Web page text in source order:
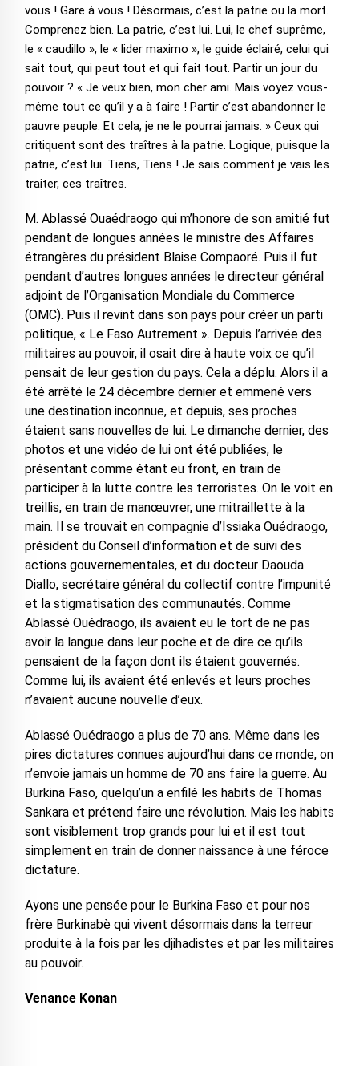
vous ! Gare à vous ! Désormais, c’est la patrie ou la mort.
Comprenez bien. La patrie, c’est lui. Lui, le chef suprême,
le « caudillo », le « lider maximo », le guide éclairé, celui qui
sait tout, qui peut tout et qui fait tout. Partir un jour du
pouvoir ? « Je veux bien, mon cher ami. Mais voyez vous-
même tout ce qu’il y a à faire ! Partir c’est abandonner le
pauvre peuple. Et cela, je ne le pourrai jamais. » Ceux qui
critiquent sont des traîtres à la patrie. Logique, puisque la
patrie, c’est lui. Tiens, Tiens ! Je sais comment je vais les
traiter, ces traîtres.
M. Ablassé Ouaédraogo qui m’honore de son amitié fut
pendant de longues années le ministre des Affaires
étrangères du président Blaise Compaoré. Puis il fut
pendant d’autres longues années le directeur général
adjoint de l’Organisation Mondiale du Commerce
(OMC). Puis il revint dans son pays pour créer un parti
politique, « Le Faso Autrement ». Depuis l’arrivée des
militaires au pouvoir, il osait dire à haute voix ce qu’il
pensait de leur gestion du pays. Cela a déplu. Alors il a
été arrêté le 24 décembre dernier et emmené vers
une destination inconnue, et depuis, ses proches
étaient sans nouvelles de lui. Le dimanche dernier, des
photos et une vidéo de lui ont été publiées, le
présentant comme étant eu front, en train de
participer à la lutte contre les terroristes. On le voit en
treillis, en train de manœuvrer, une mitraillette à la
main. Il se trouvait en compagnie d’Issiaka Ouédraogo,
président du Conseil d’information et de suivi des
actions gouvernementales, et du docteur Daouda
Diallo, secrétaire général du collectif contre l’impunité
et la stigmatisation des communautés. Comme
Ablassé Ouédraogo, ils avaient eu le tort de ne pas
avoir la langue dans leur poche et de dire ce qu’ils
pensaient de la façon dont ils étaient gouvernés.
Comme lui, ils avaient été enlevés et leurs proches
n’avaient aucune nouvelle d’eux.
Ablassé Ouédraogo a plus de 70 ans. Même dans les
pires dictatures connues aujourd’hui dans ce monde, on
n’envoie jamais un homme de 70 ans faire la guerre. Au
Burkina Faso, quelqu’un a enfilé les habits de Thomas
Sankara et prétend faire une révolution. Mais les habits
sont visiblement trop grands pour lui et il est tout
simplement en train de donner naissance à une féroce
dictature.
Ayons une pensée pour le Burkina Faso et pour nos
frère Burkinabè qui vivent désormais dans la terreur
produite à la fois par les djihadistes et par les militaires
au pouvoir.
Venance Konan